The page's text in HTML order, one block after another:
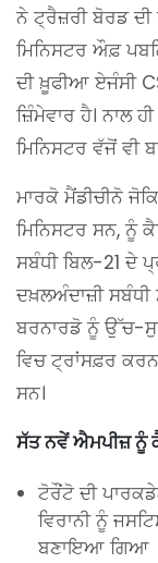
ਨੇ ਟ੍ਰੈਜ਼ਰੀ ਬੋਰਡ
ਮਿਨਿਸਟਰ ਔਫ਼
ਦੀ ਖ਼ੂਫੀਆ ਏਜੰਸੀ
ਜ਼ਿੰਮੇਵਾਰ ਹੈ।
ਮਿਨਿਸਟਰ ਵੱਜੋਂ ਵੀ
ਮਾਰਕੋ ਮੈਂਡੀਚੀਨੋ
ਮਿਨਿਸਟਰ ਸਨ, ਨੂੰ
ਸਬੰਧੀ ਬਿਲ-21 ਦੇ
ਦਖ਼ਲਅੰਦਾਜ਼ੀ
ਬਰਨਾਰਡੋ ਨੂੰ ਉੱਚ-
ਵਿਚ ਟ੍ਰਾਂਸਫ਼ਰ
ਸਨ।
ਸੱਤ ਨਵੇਂ ਐਮਪੀਜ਼ ਨੂੰ
ਟੋਰੌਂਟੋ ਦੀ
ਵਿਰਾਨੀ ਨੂੰ
ਬਣਾਇਆ ਗਿਆ